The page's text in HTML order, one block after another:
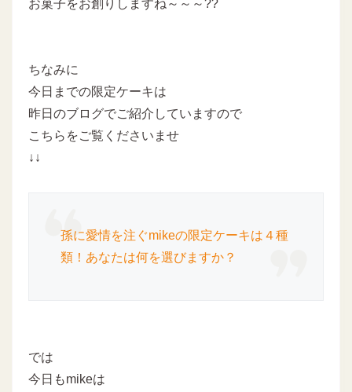
お菓子をお創りしますね～～～??
ちなみに
今日までの限定ケーキは
昨日のブログでご紹介していますので
こちらをご覧くださいませ
↓↓
孫に愛情を注ぐmikeの限定ケーキは４種
類！あなたは何を選びますか？
では
今日もmikeは